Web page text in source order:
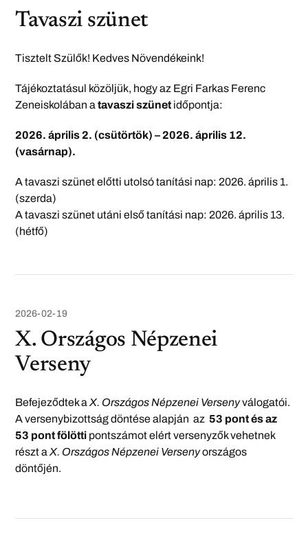
Tavaszi szünet
Tisztelt Szülők! Kedves Növendékeink!
Tájékoztatásul közöljük, hogy az Egri Farkas Ferenc
Zeneiskolában a tavaszi szünet időpontja:
2026. április 2. (csütörtök) – 2026. április 12.
(vasárnap).
A tavaszi szünet előtti utolsó tanítási nap: 2026. április 1.
(szerda)
A tavaszi szünet utáni első tanítási nap: 2026. április 13.
(hétfő)
2026-02-19
X. Országos Népzenei
Verseny
Befejeződtek aX. Országos Népzenei Versenyválogatói.
A versenybizottság döntése alapján az53 pont és az
53 pont fölötti pontszámot elért versenyzők vehetnek
részt aX. Országos Népzenei Versenyországos
döntőjén.